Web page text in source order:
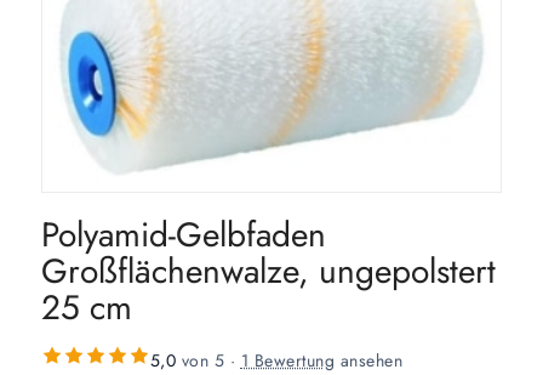
Polyamid-Gelbfaden
Großflächenwalze, ungepolstert
25 cm
5,0 von 5 · 1 Bewertung ansehen